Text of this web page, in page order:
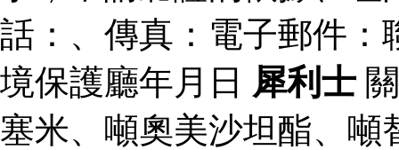
話：、傳真：電子郵件：
境保護廳年月日 犀利士
塞米、噸奧美沙坦酯、噸